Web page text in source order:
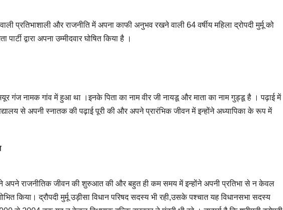
प्रतिभाशाली और राजनीति में अपना काफी अनुभव रखने वाली 64 वर्षीय महिला द्रोपदी मुर्मू को
द्वारा अपना उम्मीदवार घोषित किया है ।
गंज नामक गांव में हुआ था ।इनके पिता का नाम वीर जी नायडू और माता का नाम गुड्डू है । पढ़ाई में
से अपनी स्नातक की पढ़ाई पूरी की और अपने प्रारंभिक जीवन में इन्होंने अध्यापिका के रूप में
अपने राजनीतिक जीवन की शुरुआत की और बहुत ही कम समय में इन्होंने अपनी प्रतिभा से न केवल
किया। द्रौपदी मुर्मू उड़ीसा विधान परिषद सदस्य भी रही,उसके पश्चात यह विधानसभा सदस्य